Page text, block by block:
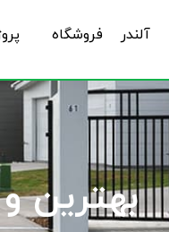
آلندر فروشگاه
بهترین